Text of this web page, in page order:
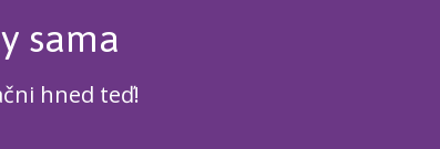
sama
hned teď!